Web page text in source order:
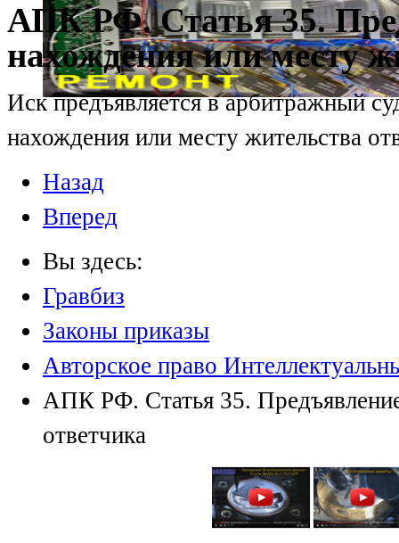
АПК РФ. Статья 35.
нахождения или месту
Иск предъявляется в арбитражный
нахождения или месту жительства
Назад
Вперед
Вы здесь:
Гравбиз
Законы приказы
Авторское право
АПК РФ. Статья 35.
ответчика